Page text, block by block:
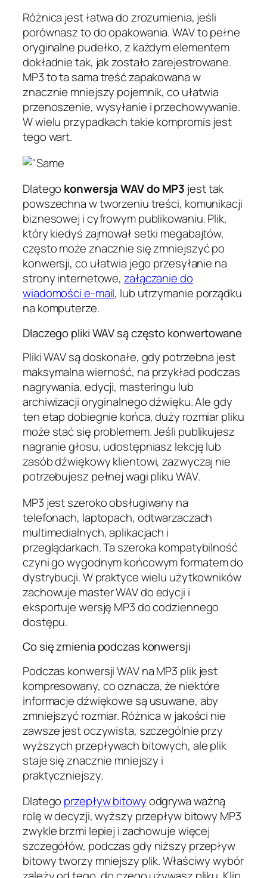
Różnica jest łatwa do zrozumienia, jeśli
porównasz to do opakowania. WAV to pełne
oryginalne pudełko, z każdym elementem
dokładnie tak, jak zostało zarejestrowane.
MP3 to ta sama treść zapakowana w
znacznie mniejszy pojemnik, co ułatwia
przenoszenie, wysyłanie i przechowywanie.
W wielu przypadkach takie kompromis jest
tego wart.
Dlatego konwersja WAV do MP3 jest tak
powszechna w tworzeniu treści, komunikacji
biznesowej i cyfrowym publikowaniu. Plik,
który kiedyś zajmował setki megabajtów,
często może znacznie się zmniejszyć po
konwersji, co ułatwia jego przesyłanie na
strony internetowe, załączanie do
wiadomości e-mail, lub utrzymanie porządku
na komputerze.
Dlaczego pliki WAV są często konwertowane
Pliki WAV są doskonałe, gdy potrzebna jest
maksymalna wierność, na przykład podczas
nagrywania, edycji, masteringu lub
archiwizacji oryginalnego dźwięku. Ale gdy
ten etap dobiegnie końca, duży rozmiar pliku
może stać się problemem. Jeśli publikujesz
nagranie głosu, udostępniasz lekcję lub
zasób dźwiękowy klientowi, zazwyczaj nie
potrzebujesz pełnej wagi pliku WAV.
MP3 jest szeroko obsługiwany na
telefonach, laptopach, odtwarzaczach
multimedialnych, aplikacjach i
przeglądarkach. Ta szeroka kompatybilność
czyni go wygodnym końcowym formatem do
dystrybucji. W praktyce wielu użytkowników
zachowuje master WAV do edycji i
eksportuje wersję MP3 do codziennego
dostępu.
Co się zmienia podczas konwersji
Podczas konwersji WAV na MP3 plik jest
kompresowany, co oznacza, że niektóre
informacje dźwiękowe są usuwane, aby
zmniejszyć rozmiar. Różnica w jakości nie
zawsze jest oczywista, szczególnie przy
wyższych przepływach bitowych, ale plik
staje się znacznie mniejszy i
praktyczniejszy.
Dlatego przepływ bitowyodgrywa ważną
rolę w decyzji, wyższy przepływ bitowy MP3
zwykle brzmi lepiej i zachowuje więcej
szczegółów, podczas gdy niższy przepływ
bitowy tworzy mniejszy plik. Właściwy wybór